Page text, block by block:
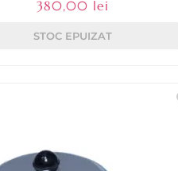
380,00 lei
STOC EPUIZAT